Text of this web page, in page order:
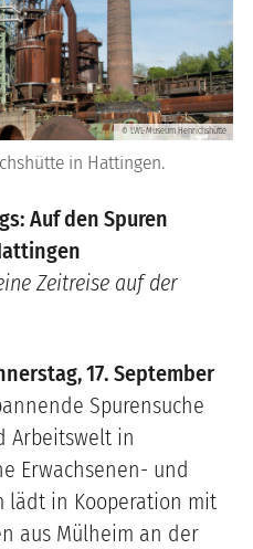
© LWL-Museum Henrichshütte
in Hattingen.
Auf den Spuren
Zeitreise auf der
17. September
Spurensuche
Arbeitswelt in
Erwachsenen- und
lädt in Kooperation mit
aus Mülheim an der